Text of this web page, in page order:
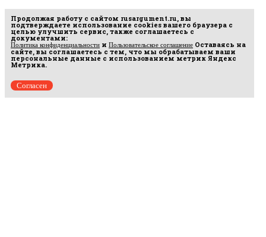
Продолжая работу с сайтом rusargument.ru, вы
подтверждаете использование cookies вашего браузера с
целью улучшить сервис, также соглашаетесь с
документами:
Политика конфиденциальности и Пользовательское соглашение Оставаясь на
сайте, вы соглашаетесь с тем, что мы обрабатываем ваши
персональные данные с использованием метрик Яндекс
Метрика.
Согласен